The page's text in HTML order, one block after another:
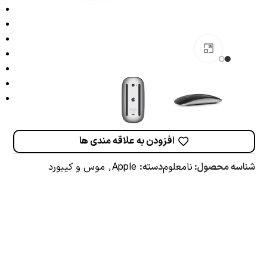
افزودن به علاقه مندی ها
شناسه محصول: نامعلومدسته: Apple
, موس و کیبورد